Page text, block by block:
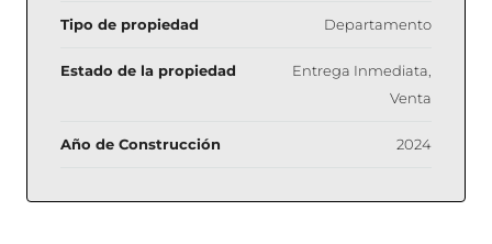
Tipo de propiedad Departamento
Estado de la propiedad
Entrega Inmediata,
Venta
Año de Construcción 2024